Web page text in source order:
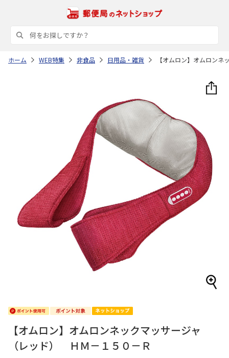
ホーム WEB特集 非食品 日用品・雑貨 【オムロン】オムロン
【オムロン】オムロンネックマッサージャ
（レッド） ＨＭ－１５０－Ｒ